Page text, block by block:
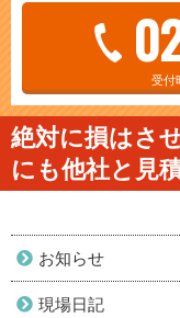
受付
絶対に損はさ
にも他社と見
お知らせ
現場日記